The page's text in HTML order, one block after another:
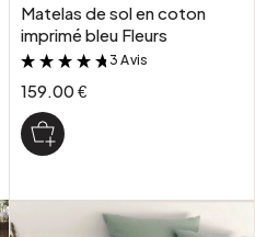
Matelas de sol en coton
imprimé bleu Fleurs
&
3 Avis
159.00 €